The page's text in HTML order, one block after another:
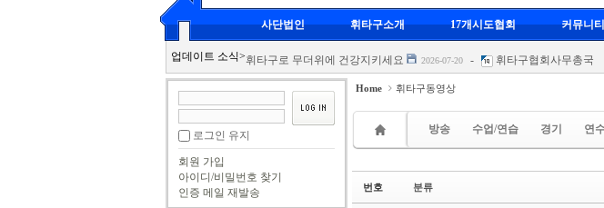
사단법인 휘타구소개 17개시도협회 커뮤니티
업데이트 소식>
휘타구 클럽대항전 2026-07-20 -
휘타구협회사무총국
리스펙 스포츠에서도 인정한 뉴 스포츠 휘타구
휘타구
휘타구로 무더위에 건강지키세요
2026-07-20
휘타구협회사무총국
휘타구 광도클럽 남여복식
KBS 이웃집 프로그램 휘타구 촬영
휘타구 클럽대항전
2026-07-20
휘타구협회사무총국
리스펙 스포츠에서도 인정한 뉴 스포츠 휘타구
2026-07-20 -
휘타구
휘타구로 무더위에 건강지키세요
2026-07-20 -
휘타구협회사무총국
휘타구 광도클럽 남여복식
2026-07-20
로그인 유지
회원 가입
아이디/비밀번호 찾기
인증 메일 재발송
Home 휘타구동영상
방송 수업/연습 경기 연
번호 분류
Sketchbook5, 스케치북5
Sketchbook5, 스케치북5